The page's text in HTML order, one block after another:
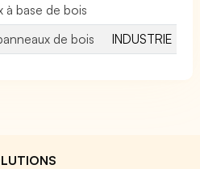
à base de bois
de bois INDUSTRIE